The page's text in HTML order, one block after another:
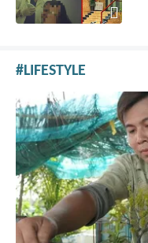
LIFESTYLE